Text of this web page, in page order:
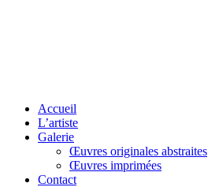
Accueil
L’artiste
Galerie
Œuvres originales abstraites
Œuvres imprimées
Contact